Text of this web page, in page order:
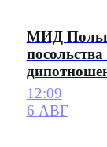
МИД
12:09
6 АВГ